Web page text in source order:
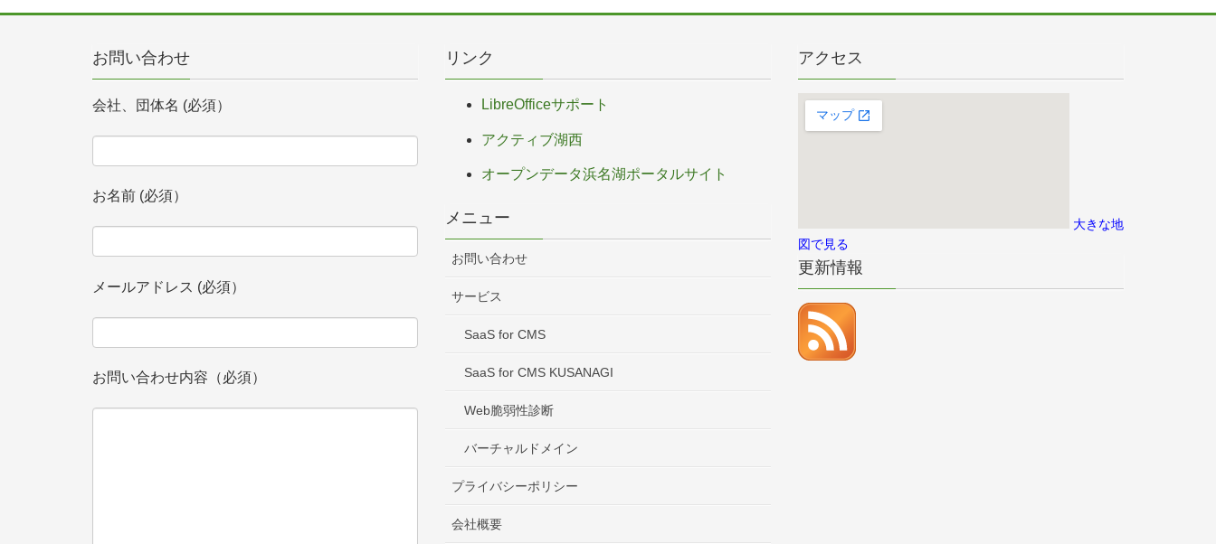
お問い合わせ
会社、団体名 (必須）
お名前 (必須）
メールアドレス (必須）
お問い合わせ内容（必須）
リンク
LibreOfficeサポート
アクティブ湖西
オープンデータ浜名湖ポータルサイト
メニュー
お問い合わせ
サービス
SaaS for CMS
SaaS for CMS KUSANAGI
Web脆弱性診断
バーチャルドメイン
プライバシーポリシー
会社概要
アクセス
大きな地
図で見る
更新情報